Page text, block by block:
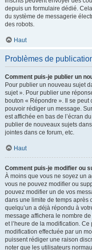
depuis un formulaire dédié.
du système de messagerie
des robots.
Haut
Problèmes de
Comment puis-je publier un
Pour publier un nouveau sujet
sujet ». Pour publier une
bouton « Répondre ». Il se peut
pouvoir rédiger un message.
est affichée en bas de l’écran
publier de nouveaux sujets
jointes dans ce forum, etc.
Haut
Comment puis-je modifier ou
À moins que vous ne soyez un
vous ne pouvez modifier ou
pouvez modifier un de vos
dans une limite de temps après
quelqu’un a déjà répondu à
message affichera le nombre
et l’heure de la modification. Ce
modification effectuée par un
puissent rédiger une raison
noter que les utilisateurs